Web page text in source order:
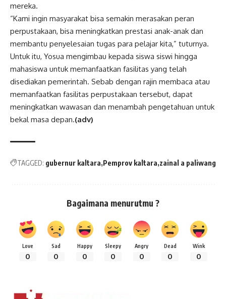
mereka.
“Kami ingin masyarakat bisa semakin merasakan peran
perpustakaan, bisa meningkatkan prestasi anak-anak dan
membantu penyelesaian tugas para pelajar kita,” tuturnya.
Untuk itu, Yosua mengimbau kepada siswa siswi hingga
mahasiswa untuk memanfaatkan fasilitas yang telah
disediakan pemerintah. Sebab dengan rajin membaca atau
memanfaatkan fasilitas perpustakaan tersebut, dapat
meningkatkan wawasan dan menambah pengetahuan untuk
bekal masa depan.(adv)
TAGGED: gubernur kaltara Pemprov kaltara zainal a paliwang
Bagaimana menurutmu ?
Love
0
Sad
0
Happy
0
Sleepy
0
Angry
0
Dead
0
Wink
0